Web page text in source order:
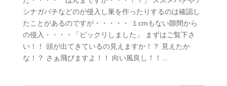
シナガバチなどのが侵入し巣を作ったりするのは確認し
たことがあるのですが・・・・・ １cmもない隙間から
の侵入・・・・「ビックリしました」 まずはご覧下さ
い！！ 頭が出てきているの見えますか！？ 見えたか
な！？ さぁ飛びますよ！！ 向い風良し！！...